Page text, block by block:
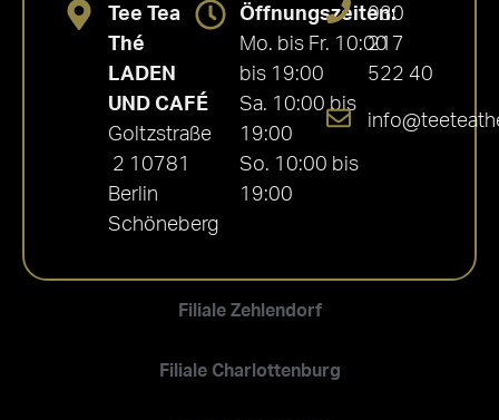
Filiale Zehlendorf
Filiale Charlottenburg
Tee Tea
Thé
LADEN
UND CAFÉ
Goltzstraße
2 10781
Berlin
Schöneberg
Öffnungszeiten:
Mo. bis Fr. 10:00
bis 19:00
Sa. 10:00 bis
19:00
So. 10:00 bis
19:00
030
217
522 40